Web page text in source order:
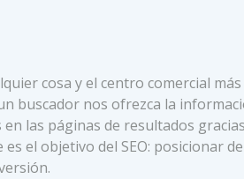
cosa y el centro comercial
buscador nos ofrezca la
las páginas de resultados
el objetivo del SEO: posicionar